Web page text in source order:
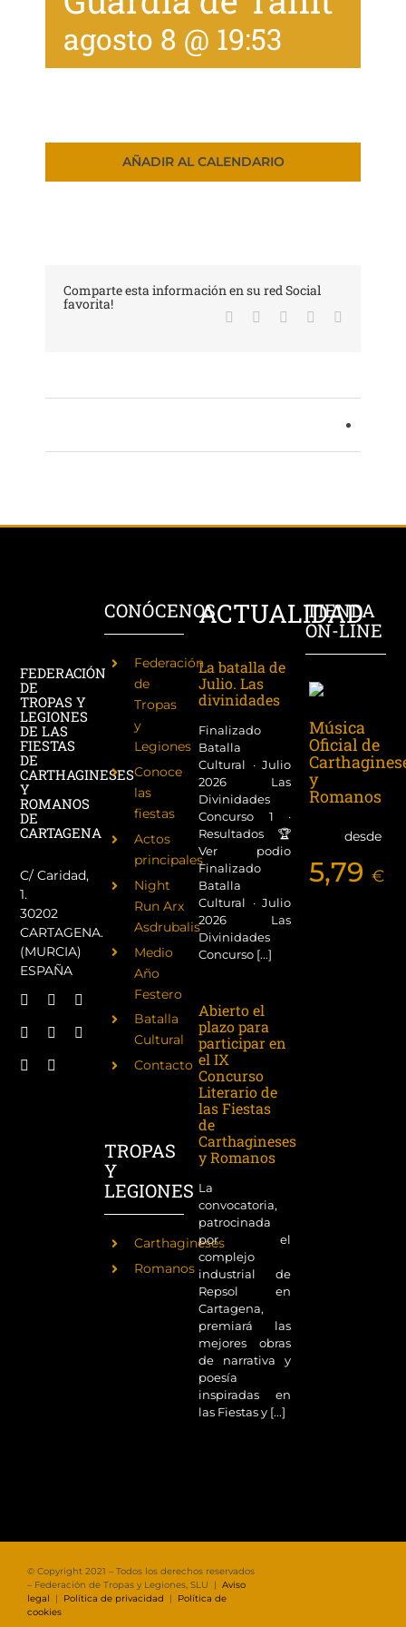
Tienda
agosto 8 @ 19:53
AÑADIR AL CALENDARIO
Comparte esta información en su red Social
favorita!
Facebook LinkedInWhatsApp
FEDERACIÓN
DE
TROPAS Y
LEGIONES
DE LAS
FIESTAS
DE
CARTHAGINESES
Y
ROMANOS
DE
CARTAGENA
C/ Caridad,
1.
30202
CARTAGENA.
(MURCIA)
ESPAÑA
CONÓCENOS
Federación
de
Tropas
y
Legiones
Conoce
las
fiestas
Actos
principales
Night
Run Arx
Asdrubalis
Medio
Año
Festero
Batalla
Cultural
Contacto
TROPAS
Y
LEGIONES
Carthagineses
Romanos
ACTUALIDAD
La batalla de
Julio. Las
divinidades
Finalizado
Batalla
Cultural · Julio
2026 Las
Divinidades
Concurso 1 ·
Resultados 🏆
Ver podio
Finalizado
Batalla
Cultural · Julio
2026 Las
Divinidades
Concurso [...]
Abierto el
plazo para
participar en
el IX
Concurso
Literario de
las Fiestas
de
Carthagineses
y Romanos
La
convocatoria,
patrocinada
por el
complejo
industrial de
Repsol en
Cartagena,
premiará las
mejores obras
de narrativa y
poesía
inspiradas en
las Fiestas y [...]
TIENDA
ON-LINE
Música
Oficial de
y
Romanos
desde
5,79€
© Copyright 2021 – Todos los derechos reservados
– Federación de Tropas y Legiones, SLU | Aviso
legal | Política de privacidad | Política de
cookies